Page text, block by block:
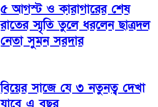
৫ আগস্ট ও কারাগারের শেষ
রাতের স্মৃতি তুলে ধরলেন ছাত্রদল
নেতা সুমন সরদার
বিয়ের সাজে যে ৩ নতুনত্ব দেখা